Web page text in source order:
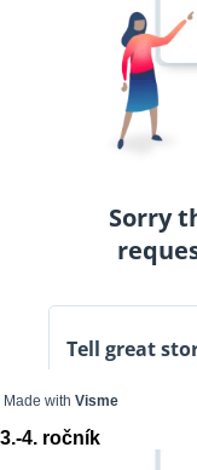
Made with Visme
3.-4. ročník